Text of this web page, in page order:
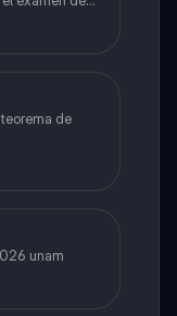
de
unam